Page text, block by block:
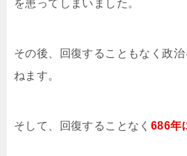
を患ってしまいました。
その後、回復することもなく政
ねます。
そして、回復することなく 686年